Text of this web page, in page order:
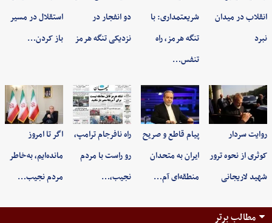
انقلاب در میدان
نبرد
شریعتمداری: با
تنگه هرمز، راه
تنفس…
دو انفجار در
نزدیکی تنگه هرمز
استقلال در مسیر
باز کردن…
روایت سردار
کوثری از نحوه ترور
شهید لاریجانی
پیام قاطع و صریح
ایران به متحدان
منطقه‌ای آم…
راه نافرجام ترامپ،
رو راست با مردم
نجیب،…
اگر تا امروز
مانده‌ایم، به‌خاطر
مردم نجیب…
مطالب برتر